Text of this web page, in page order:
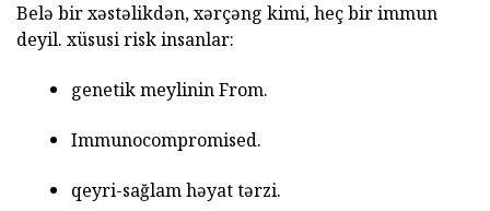
Belə bir xəstəlikdən, xərçəng kimi, heç bir immun
deyil. xüsusi risk insanlar:
genetik meylinin From.
Immunocompromised.
qeyri-sağlam həyat tərzi.